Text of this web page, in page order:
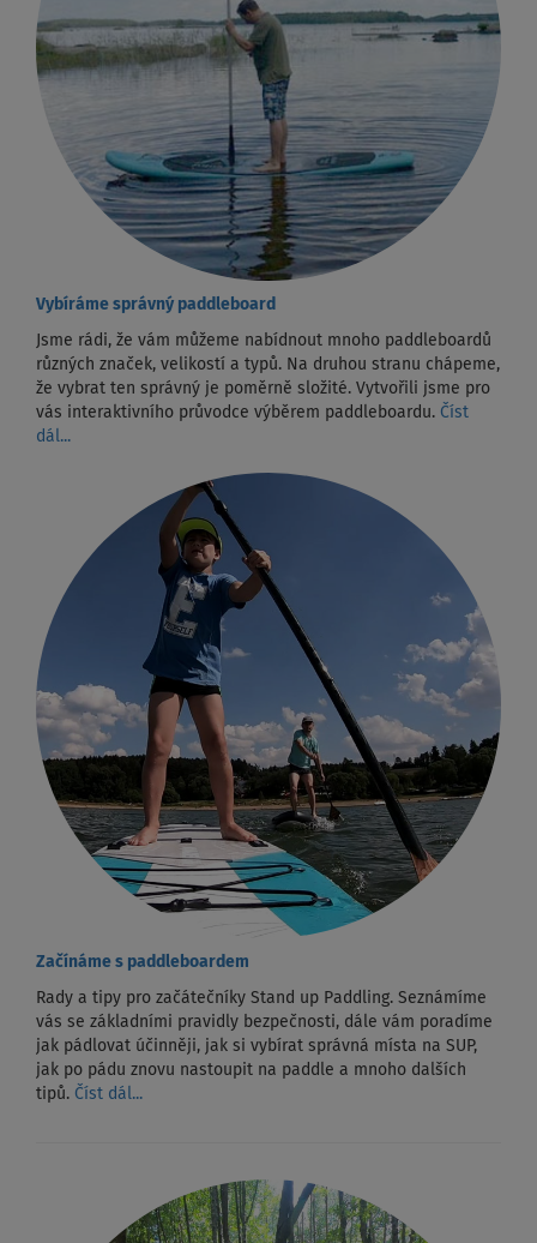
Vybíráme správný paddleboard
Jsme rádi, že vám můžeme nabídnout mnoho paddleboardů
různých značek, velikostí a typů. Na druhou stranu chápeme,
že vybrat ten správný je poměrně složité. Vytvořili jsme pro
vás interaktivního průvodce výběrem paddleboardu. Číst
dál...
Začínáme s paddleboardem
Rady a tipy pro začátečníky Stand up Paddling. Seznámíme
vás se základními pravidly bezpečnosti, dále vám poradíme
jak pádlovat účinněji, jak si vybírat správná místa na SUP,
jak po pádu znovu nastoupit na paddle a mnoho dalších
tipů. Číst dál...